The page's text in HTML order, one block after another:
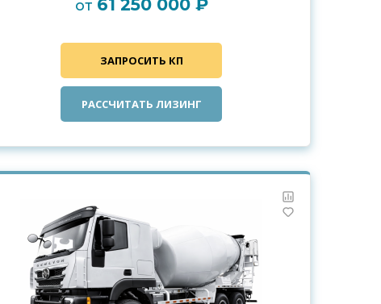
от 61 250 000 ₽
ЗАПРОСИТЬ КП
РАССЧИТАТЬ ЛИЗИНГ